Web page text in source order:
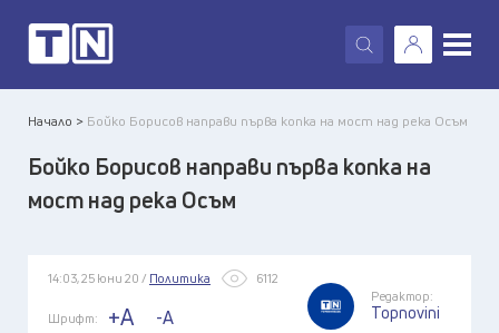
X
Начало > Бойко Борисов направи първа копка на мост над река Осъм
Бойко Борисов направи първа копка на
мост над река Осъм
14:03, 25 юни 20 / Политика 6112
Шрифт: +A -A
Редактор:
Topnovini